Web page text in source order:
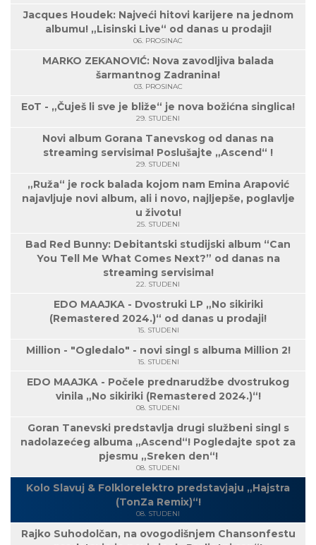
Jacques Houdek: Najveći hitovi karijere na jednom
albumu! „Lisinski Live“ od danas u prodaji!
06. PROSINAC
MARKO ZEKANOVIĆ: Nova zavodljiva balada
šarmantnog Zadranina!
03. PROSINAC
EoT - „Čuješ li sve je bliže“ je nova božićna singlica!
29. STUDENI
Novi album Gorana Tanevskog od danas na
streaming servisima! Poslušajte „Ascend“ !
29. STUDENI
„Ruža“ je rock balada kojom nam Emina Arapović
najavljuje novi album, ali i novo, najljepše, poglavlje
u životu!
25. STUDENI
Bad Red Bunny: Debitantski studijski album “Can
You Tell Me What Comes Next?” od danas na
streaming servisima!
22. STUDENI
EDO MAAJKA - Dvostruki LP „No sikiriki
(Remastered 2024.)“ od danas u prodaji!
15. STUDENI
Million - "Ogledalo" - novi singl s albuma Million 2!
15. STUDENI
EDO MAAJKA - Počele prednarudžbe dvostrukog
vinila „No sikiriki (Remastered 2024.)“!
08. STUDENI
Goran Tanevski predstavlja drugi službeni singl s
nadolazećeg albuma „Ascend“! Pogledajte spot za
pjesmu „Sreken den“!
08. STUDENI
Kolo Slavuj & Folklorelektro predstavjaju „Hajstra
(TonZa Remix)“!
08. STUDENI
Rajko Suhodolčan, na ovogodišnjem Chansonfestu